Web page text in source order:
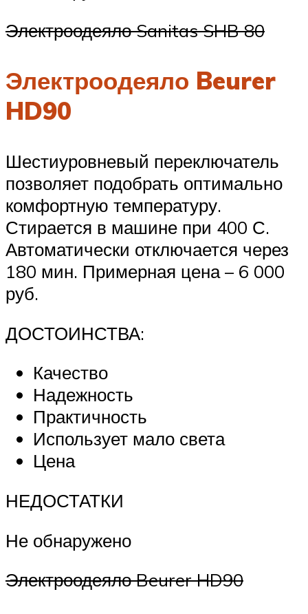
Электроодеяло Sanitas SHB 80
Электроодеяло Beurer
HD90
Шестиуровневый переключатель
позволяет подобрать оптимально
комфортную температуру.
Стирается в машине при 400 С.
Автоматически отключается через
180 мин. Примерная цена – 6 000
руб.
ДОСТОИНСТВА:
Качество
Надежность
Практичность
Использует мало света
Цена
НЕДОСТАТКИ
Не обнаружено
Электроодеяло Beurer HD90